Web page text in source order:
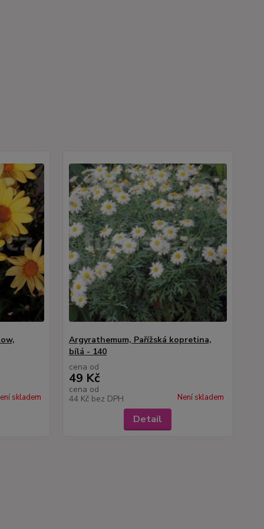
skladem
Argyrathemum, Pařížská kopretina,
bílá - 140
cena od
49 Kč
cena od
44 Kč bez DPH Není skladem
Detail